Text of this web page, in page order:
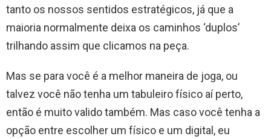
tanto os nossos sentidos estratégicos, já que a
maioria normalmente deixa os caminhos ‘duplos’
trilhando assim que clicamos na peça.
Mas se para você é a melhor maneira de joga, ou
talvez você não tenha um tabuleiro físico aí perto,
então é muito valido também. Mas caso você tenha a
opção entre escolher um físico e um digital, eu